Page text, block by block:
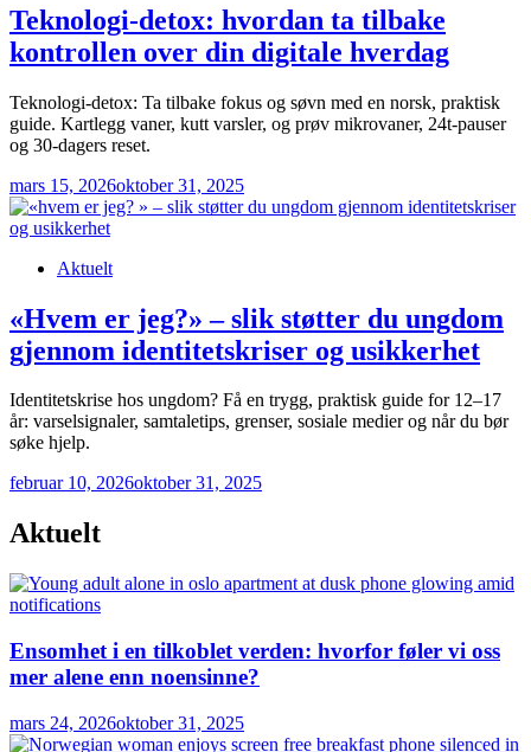
Teknologi-detox: hvordan ta tilbake
kontrollen over din digitale hverdag
Teknologi-detox: Ta tilbake fokus og søvn med en norsk, praktisk
guide. Kartlegg vaner, kutt varsler, og prøv mikrovaner, 24t-pauser
og 30-dagers reset.
mars 15, 2026oktober 31, 2025
Posted Aktuelt
«Hvem er jeg?» – slik støtter du ungdom
gjennom identitetskriser og usikkerhet
Identitetskrise hos ungdom? Få en trygg, praktisk guide for 12–17
år: varselsignaler, samtaletips, grenser, sosiale medier og når du bør
søke hjelp.
februar 10, 2026oktober 31, 2025
Aktuelt
Ensomhet i en tilkoblet verden: hvorfor føler vi oss
mer alene enn noensinne?
mars 24, 2026oktober 31, 2025